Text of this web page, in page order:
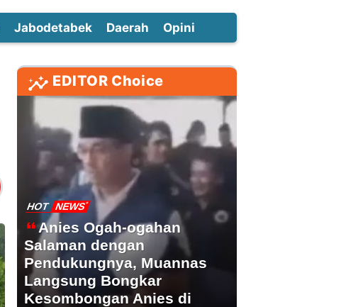
Jabodetabek Daerah Opini
EDITOR Choice
HOT NEWS
Anies Ogah-ogahan
Salaman dengan
Pendukungnya, Muannas
Langsung Bongkar
Kesombongan Anies di